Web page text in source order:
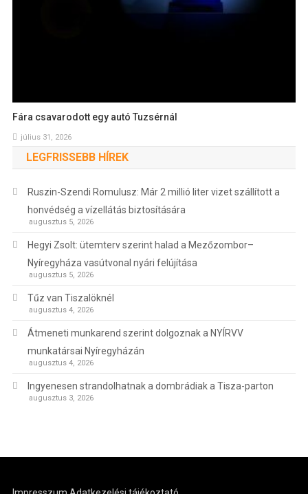
Fára csavarodott egy autó Tuzsérnál
július 31, 2026
LEGFRISSEBB HÍREK
Ruszin-Szendi Romulusz: Már 2 millió liter vizet szállított a
honvédség a vízellátás biztosítására
augusztus 5, 2026
Hegyi Zsolt: ütemterv szerint halad a Mezőzombor–
Nyíregyháza vasútvonal nyári felújítása
augusztus 5, 2026
Tűz van Tiszalöknél
augusztus 4, 2026
Átmeneti munkarend szerint dolgoznak a NYÍRVV
munkatársai Nyíregyházán
augusztus 4, 2026
Ingyenesen strandolhatnak a dombrádiak a Tisza-parton
augusztus 3, 2026